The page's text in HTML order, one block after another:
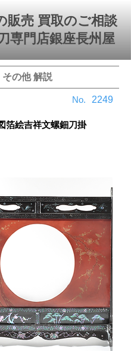
販売 買取のご相談
専門店銀座⻑州屋
その他 解説
​No. 2249
箔絵吉祥文螺鈿刀掛